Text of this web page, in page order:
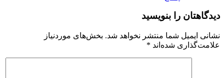
دیدگاهتان را بنویسید
نشانی ایمیل شما منتشر نخواهد شد. بخش‌های موردنیاز
علامت‌گذاری شده‌اند *